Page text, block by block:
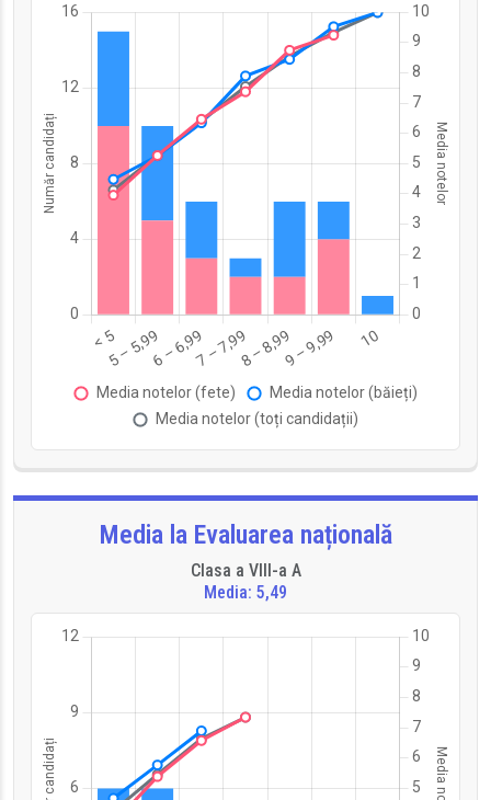
Media la Evaluarea națională
Clasa a VIII-a A
Media: 5,49